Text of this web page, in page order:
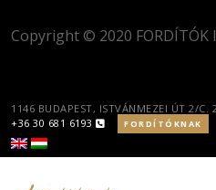
Copyright © 2020 FORDÍTÓK
1146 BUDAPEST, ISTVÁNMEZEI ÚT 2/C.
+36 30 681 6193
FORDÍTÓKNAK